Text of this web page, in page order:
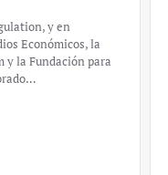
y en
Económicos, la
la Fundación para